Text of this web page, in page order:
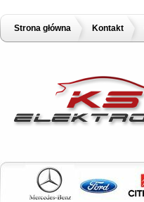
Strona główna Kontakt